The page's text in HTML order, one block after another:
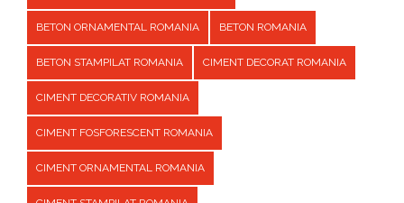
BETON ORNAMENTAL ROMANIA BETON ROMANIA
BETON STAMPILAT ROMANIA CIMENT DECORAT ROMANIA
CIMENT DECORATIV ROMANIA
CIMENT FOSFORESCENT ROMANIA
CIMENT ORNAMENTAL ROMANIA